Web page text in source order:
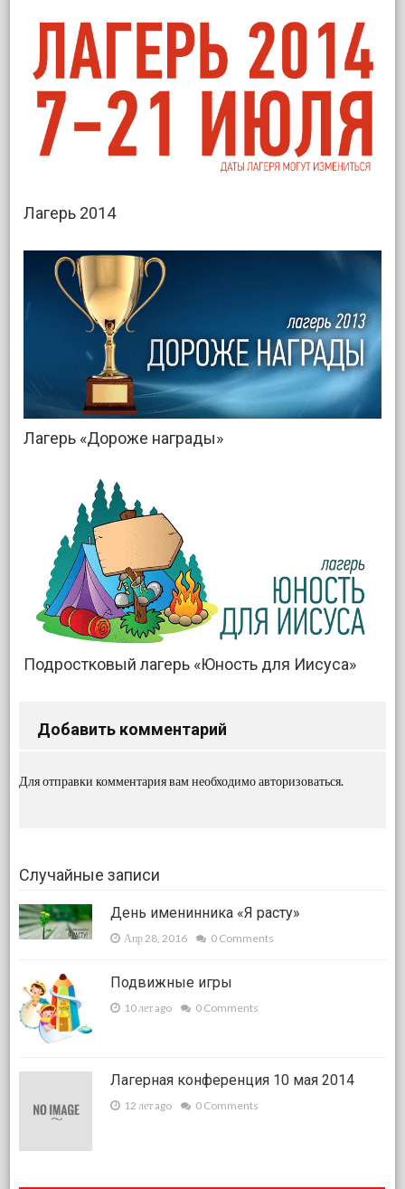
Лагерь 2014
Лагерь «Дороже награды»
Подростковый лагерь «Юность для Иисуса»
Добавить комментарий
Для отправки комментария вам необходимоавторизоваться.
Случайные записи
День именинника «Я расту»
Апр 28, 2016 0 Comments
Подвижные игры
10 лет ago 0 Comments
Лагерная конференция 10 мая 2014
12 лет ago 0 Comments